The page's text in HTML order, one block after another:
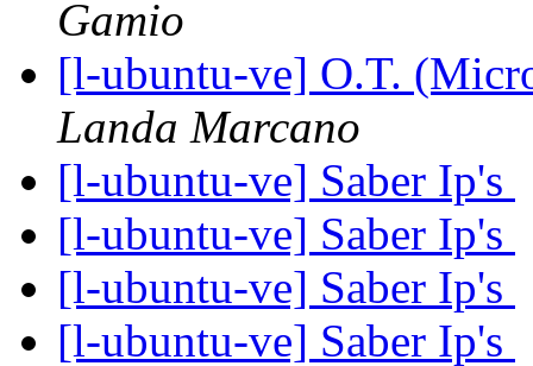
Gamio
[l-ubuntu-ve] O.T.
Landa Marcano
[l-ubuntu-ve] Saber Ip's
[l-ubuntu-ve] Saber Ip's
[l-ubuntu-ve] Saber Ip's
[l-ubuntu-ve] Saber Ip's